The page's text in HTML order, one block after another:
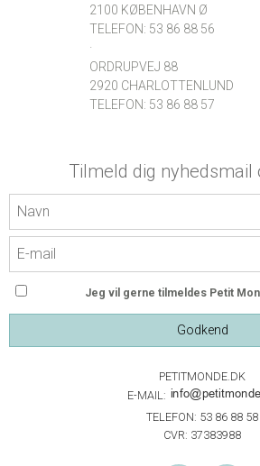
2100 KØBENHAVN Ø
TELEFON: 53 86 88 56
·
ORDRUPVEJ 88
2920 CHARLOTTENLUND
TELEFON: 53 86 88 57
Tilmeld dig nyhedsmail
Jeg vil gerne tilmeldes Petit
Godkend
PETITMONDE.DK
E-MAIL:
TELEFON: 53 86 88 58
CVR: 37383988